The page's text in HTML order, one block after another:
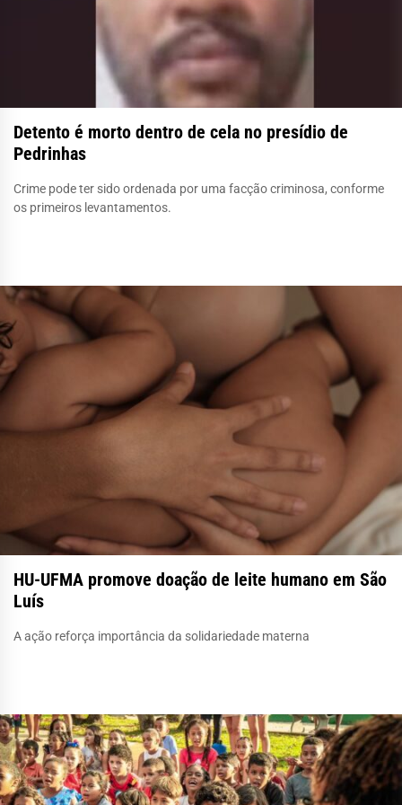
Detento é morto dentro de cela no presídio de
Pedrinhas
Crime pode ter sido ordenada por uma facção criminosa, conforme
os primeiros levantamentos.
HU-UFMA promove doação de leite humano em São
Luís
A ação reforça importância da solidariedade materna